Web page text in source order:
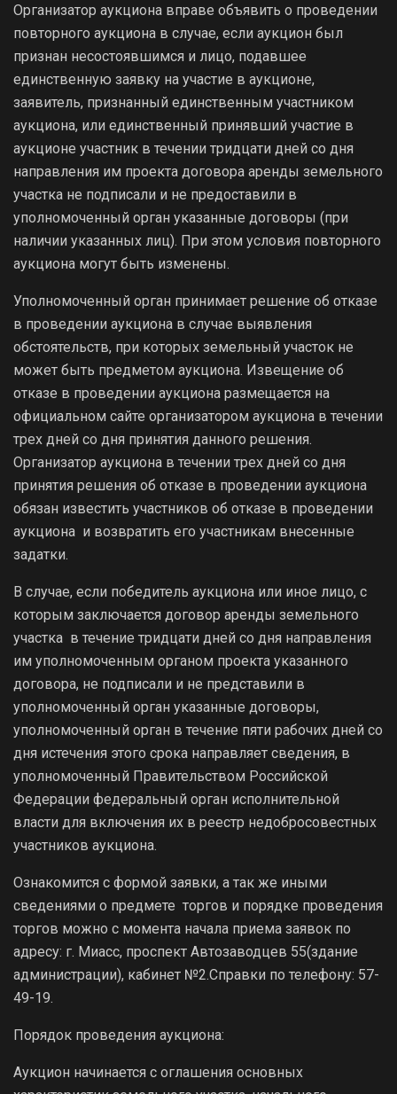
Организатор аукциона вправе объявить о проведении
повторного аукциона в случае, если аукцион был
признан несостоявшимся и лицо, подавшее
единственную заявку на участие в аукционе,
заявитель, признанный единственным участником
аукциона, или единственный принявший участие в
аукционе участник в течении тридцати дней со дня
направления им проекта договора аренды земельного
участка не подписали и не предоставили в
уполномоченный орган указанные договоры (при
наличии указанных лиц). При этом условия повторного
аукциона могут быть изменены.
Уполномоченный орган принимает решение об отказе
в проведении аукциона в случае выявления
обстоятельств, при которых земельный участок не
может быть предметом аукциона. Извещение об
отказе в проведении аукциона размещается на
официальном сайте организатором аукциона в течении
трех дней со дня принятия данного решения.
Организатор аукциона в течении трех дней со дня
принятия решения об отказе в проведении аукциона
обязан известить участников об отказе в проведении
аукциона и возвратить его участникам внесенные
задатки.
В случае, если победитель аукциона или иное лицо, с
которым заключается договор аренды земельного
участка в течение тридцати дней со дня направления
им уполномоченным органом проекта указанного
договора, не подписали и не представили в
уполномоченный орган указанные договоры,
уполномоченный орган в течение пяти рабочих дней со
дня истечения этого срока направляет сведения, в
уполномоченный Правительством Российской
Федерации федеральный орган исполнительной
власти для включения их в реестр недобросовестных
участников аукциона.
Ознакомится с формой заявки, а так же иными
сведениями о предмете торгов и порядке проведения
торгов можно с момента начала приема заявок по
адресу: г. Миасс, проспект Автозаводцев 55(здание
администрации), кабинет №2.Справки по телефону: 57-
49-19.
Порядок проведения аукциона:
Аукцион начинается с оглашения основных